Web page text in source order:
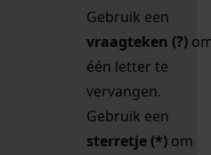
Gebruik een
vraagteken (?)
één letter te
vervangen.
Gebruik een
sterretje (*) om